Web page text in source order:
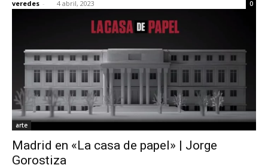
veredes - 4 abril, 2023 0
arte
Madrid en «La casa de papel» | Jorge
Gorostiza